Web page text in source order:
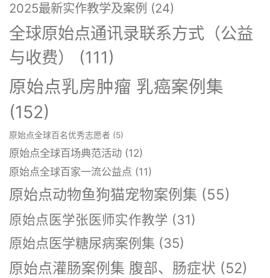
2025最新实作教学及案例 (24)
全球原始点通讯录联系方式（公益
与收费）
(111)
原始点乳房肿瘤 乳癌案例集
(152)
原始点全球百名优秀志愿者 (5)
原始点全球百场典范活动 (12)
原始点全球百家一流公益点 (11)
原始点动物鱼狗猫宠物案例集 (55)
原始点医学张医师实作教学 (31)
原始点医学糖尿病案例集 (35)
原始点灌肠案例集 腹部、肠症状 (52)